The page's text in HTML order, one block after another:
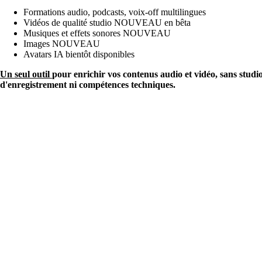
ÉVÉNEMENTS
COMMUNIQUÉS
LES PLUS LUS
INSCRIPTION NEWSLETTER
Formations audio, podcasts, voix-off multilingues
Vidéos de qualité studio NOUVEAU en bêta
Musiques et effets sonores NOUVEAU
Images NOUVEAU
Avatars IA bientôt disponibles
Un seul outil pour enrichir vos contenus audio et vidéo, sans
d'enregistrement ni compétences techniques.